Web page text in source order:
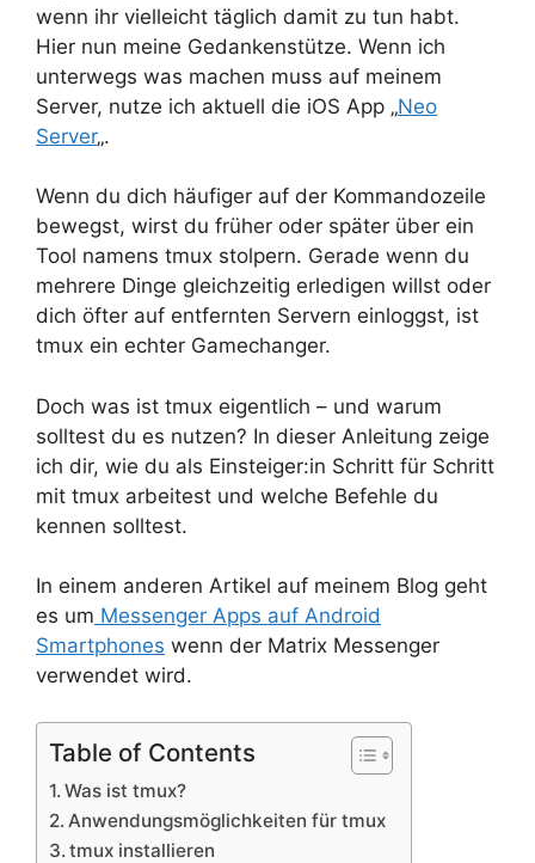
wenn ihr vielleicht täglich damit zu tun habt.
Hier nun meine Gedankenstütze. Wenn ich
unterwegs was machen muss auf meinem
Server, nutze ich aktuell die iOS App „Neo
Server„.
Wenn du dich häufiger auf der Kommandozeile
bewegst, wirst du früher oder später über ein
Tool namens tmux stolpern. Gerade wenn du
mehrere Dinge gleichzeitig erledigen willst oder
dich öfter auf entfernten Servern einloggst, ist
tmux ein echter Gamechanger.
Doch was ist tmux eigentlich – und warum
solltest du es nutzen? In dieser Anleitung zeige
ich dir, wie du als Einsteiger:in Schritt für Schritt
mit tmux arbeitest und welche Befehle du
kennen solltest.
In einem anderen Artikel auf meinem Blog geht
es um Messenger Apps auf Android
Smartphones wenn der Matrix Messenger
verwendet wird.
Table of Contents
Was ist tmux?
Anwendungsmöglichkeiten für tmux
tmux installieren